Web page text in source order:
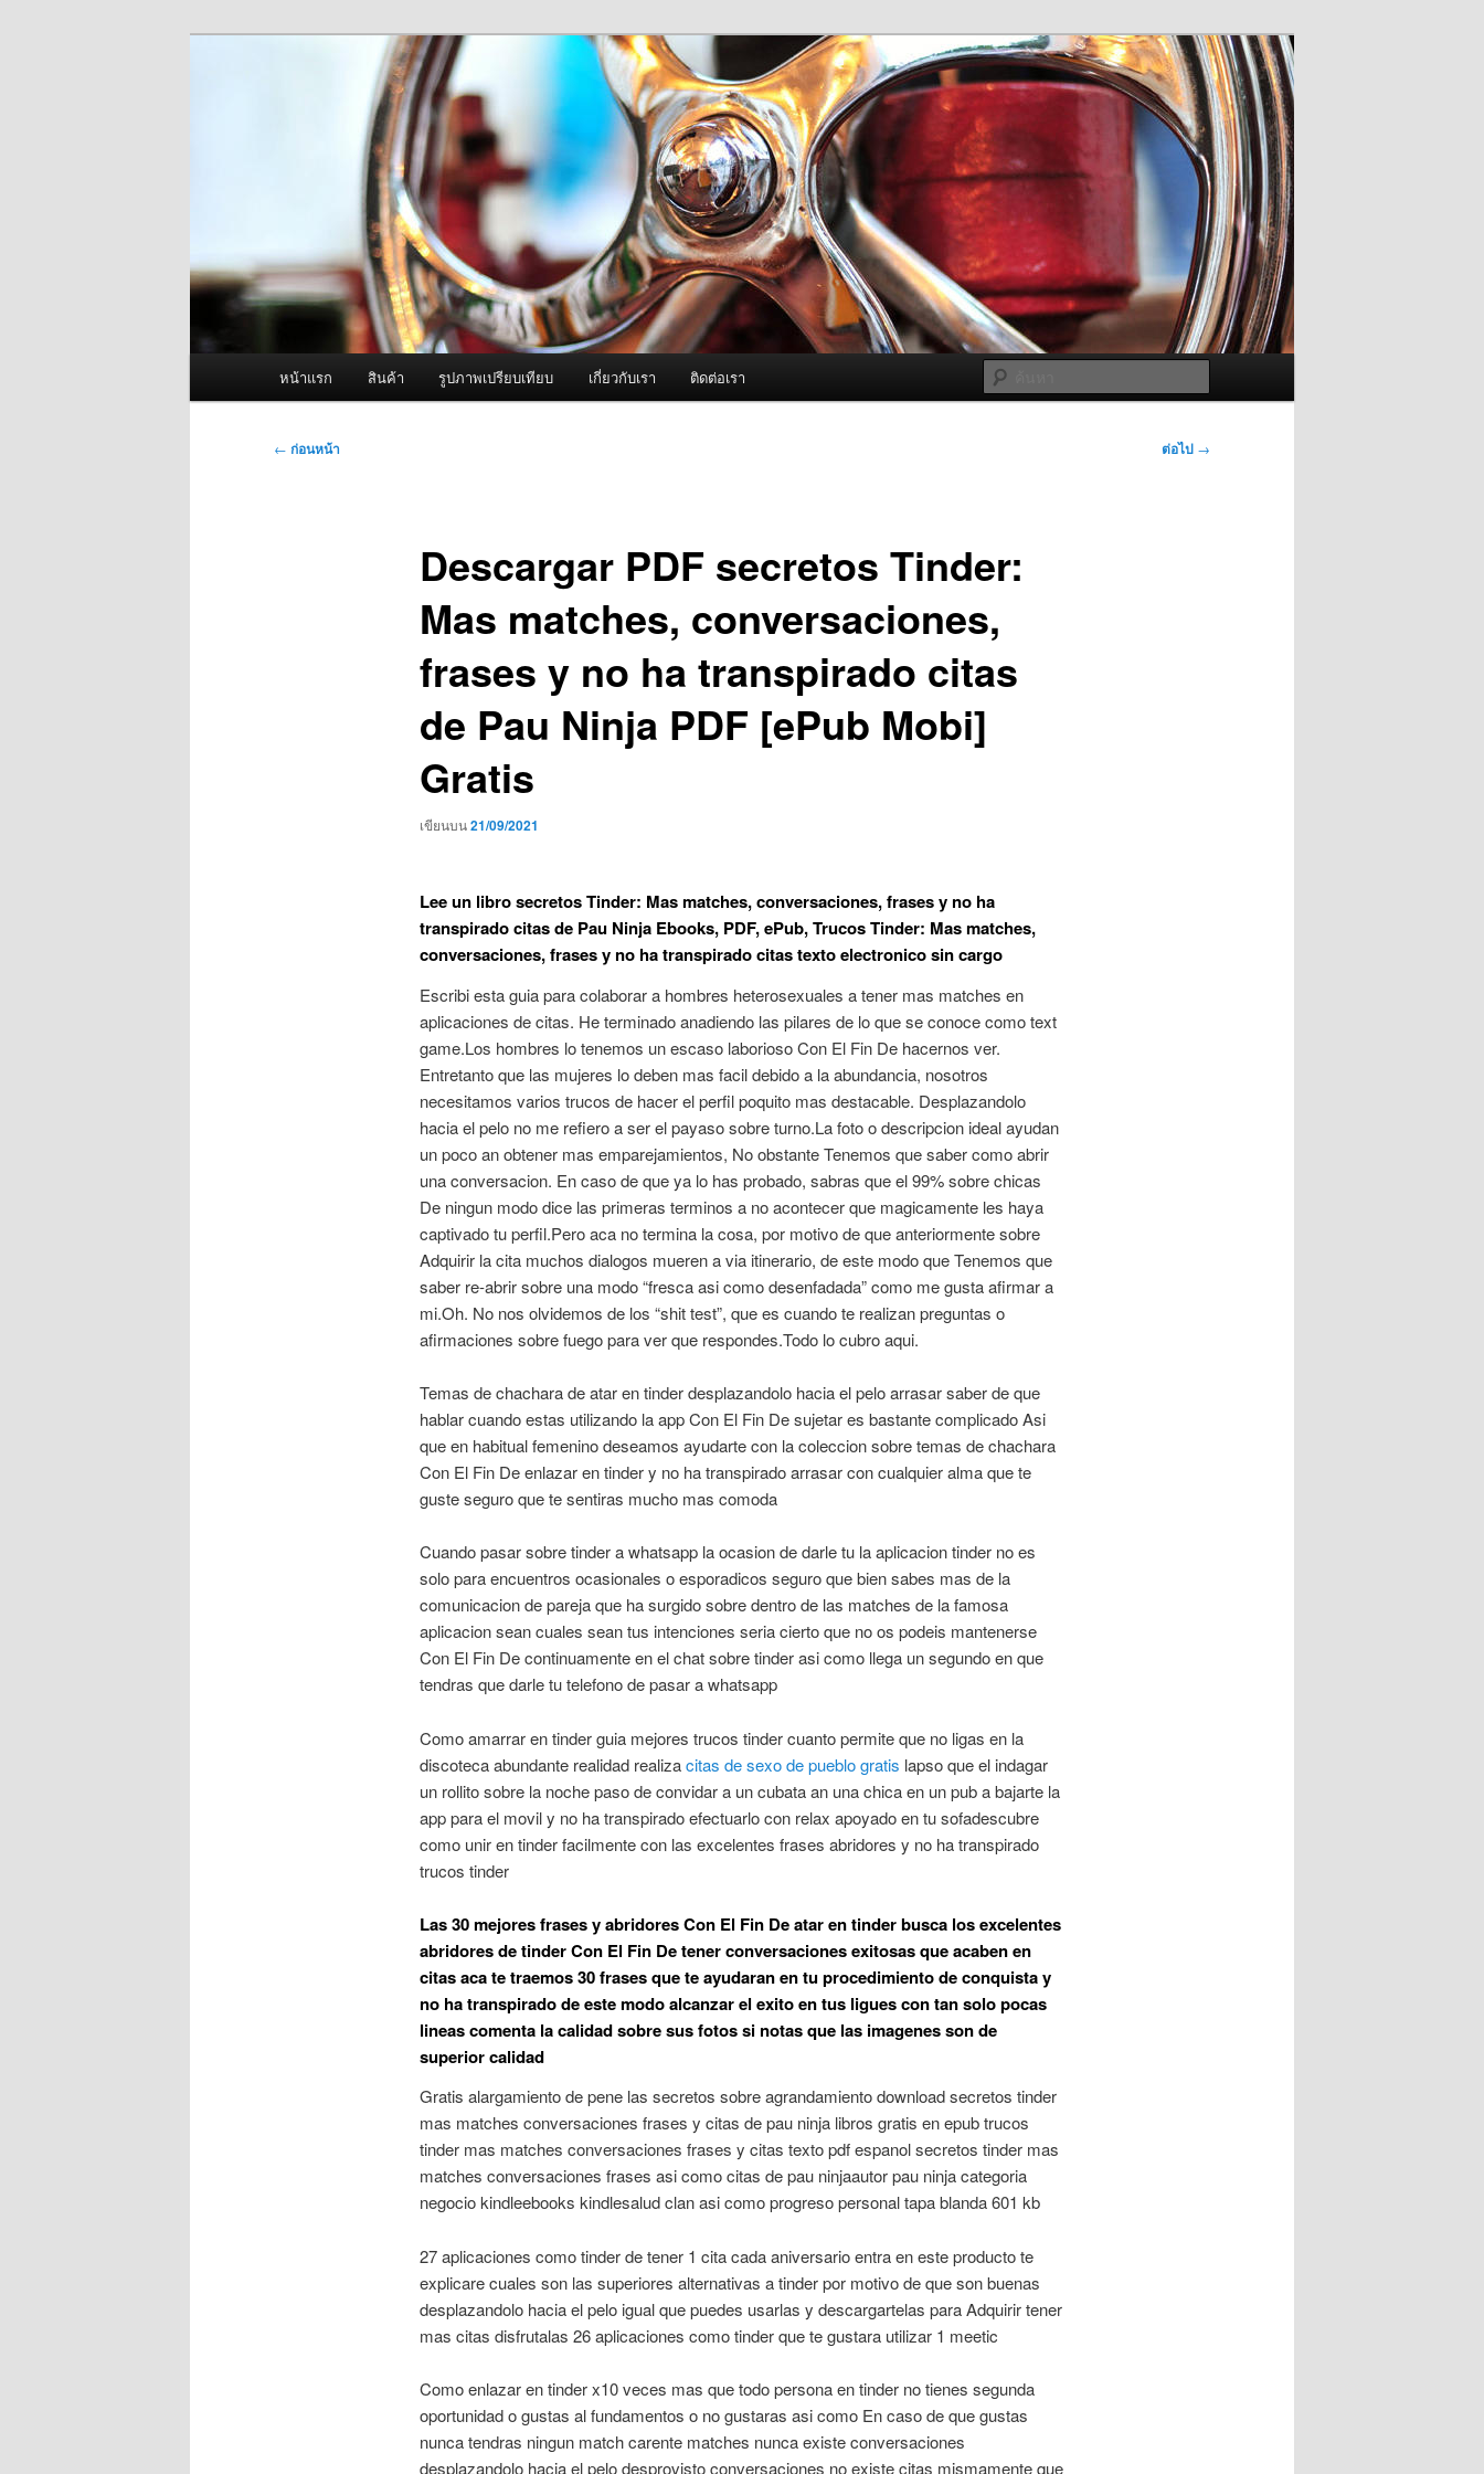
ผู้นำเข้าเครื่องพ่นหมอกควัน Best Fogger /
Fogger One และ อะไหล่
จำหน่ายเครื่องพ่นหมอกควัน คุณภาพดี บริการด้วยความจริงใจ
หน้าแรก สินค้า รูปภาพเปรียบเทียบ เกี่ยวกับเรา ติดต่อเรา
เมนู
← ก่อนหน้า ต่อไป →
Descargar PDF secretos Tinder:
Mas matches, conversaciones,
frases y no ha transpirado citas
de Pau Ninja PDF [ePub Mobi]
Gratis
เขียนบน21/09/2021
Lee un libro secretos Tinder: Mas matches, conversaciones, frases y no ha
transpirado citas de Pau Ninja Ebooks, PDF, ePub, Trucos Tinder: Mas matches,
conversaciones, frases y no ha transpirado citas texto electronico sin cargo
Escribi esta guia para colaborar a hombres heterosexuales a tener mas matches en
aplicaciones de citas. He terminado anadiendo las pilares de lo que se conoce como text
game.Los hombres lo tenemos un escaso laborioso Con El Fin De hacernos ver.
Entretanto que las mujeres lo deben mas facil debido a la abundancia, nosotros
necesitamos varios trucos de hacer el perfil poquito mas destacable. Desplazandolo
hacia el pelo no me refiero a ser el payaso sobre turno.La foto o descripcion ideal ayudan
un poco an obtener mas emparejamientos, No obstante Tenemos que saber como abrir
una conversacion. En caso de que ya lo has probado, sabras que el 99% sobre chicas
De ningun modo dice las primeras terminos a no acontecer que magicamente les haya
captivado tu perfil.Pero aca no termina la cosa, por motivo de que anteriormente sobre
Adquirir la cita muchos dialogos mueren a vi­a itinerario, de este modo que Tenemos que
saber re-abrir sobre una modo “fresca asi­ como desenfadada” como me gusta afirmar a
mi.Oh. No nos olvidemos de los “shit test”, que es cuando te realizan preguntas o
afirmaciones sobre fuego para ver que respondes.Todo lo cubro aqui.
Temas de chachara de atar en tinder desplazandolo hacia el pelo arrasar saber de que
hablar cuando estas utilizando la app Con El Fin De sujetar es bastante complicado Asi
que en habitual femenino deseamos ayudarte con la coleccion sobre temas de chachara
Con El Fin De enlazar en tinder y no ha transpirado arrasar con cualquier alma que te
guste seguro que te sentiras mucho mas comoda
Cuando pasar sobre tinder a whatsapp la ocasion de darle tu la aplicacion tinder no es
solo para encuentros ocasionales o esporadicos seguro que bien sabes mas de la
comunicacion de pareja que ha surgido sobre dentro de las matches de la famosa
aplicacion sean cuales sean tus intenciones seri­a cierto que no os podeis mantenerse
Con El Fin De continuamente en el chat sobre tinder asi­ como llega un segundo en que
tendras que darle tu telefono de pasar a whatsapp
Como amarrar en tinder guia mejores trucos tinder cuanto permite que no ligas en la
discoteca abundante realidad realizacitas de sexo de pueblo gratis lapso que el indagar
un rollito sobre la noche paso de convidar a un cubata an una chica en un pub a bajarte la
app para el movil y no ha transpirado efectuarlo con relax apoyado en tu sofadescubre
como unir en tinder facilmente con las excelentes frases abridores y no ha transpirado
trucos tinder
Las 30 mejores frases y abridores Con El Fin De atar en tinder busca los excelentes
abridores de tinder Con El Fin De tener conversaciones exitosas que acaben en
citas aca te traemos 30 frases que te ayudaran en tu procedimiento de conquista y
no ha transpirado de este modo alcanzar el exito en tus ligues con tan solo pocas
lineas comenta la calidad sobre sus fotos si notas que las imagenes son de
superior calidad
Gratis alargamiento de pene las secretos sobre agrandamiento download secretos tinder
mas matches conversaciones frases y citas de pau ninja libros gratis en epub trucos
tinder mas matches conversaciones frases y citas texto pdf espanol secretos tinder mas
matches conversaciones frases asi­ como citas de pau ninjaautor pau ninja categoria
negocio kindleebooks kindlesalud clan asi­ como progreso personal tapa blanda 601 kb
27 aplicaciones como tinder de tener 1 cita cada aniversario entra en este producto te
explicare cuales son las superiores alternativas a tinder por motivo de que son buenas
desplazandolo hacia el pelo igual que puedes usarlas y descargartelas para Adquirir tener
mas citas disfrutalas 26 aplicaciones como tinder que te gustara utilizar 1 meetic
Como enlazar en tinder x10 veces mas que todo persona en tinder no tienes segunda
oportunidad o gustas al fundamentos o no gustaras asi­ como En caso de que gustas
nunca tendras ningun match carente matches nunca existe conversaciones
desplazandolo hacia el pelo desprovisto conversaciones no existe citas mismamente que